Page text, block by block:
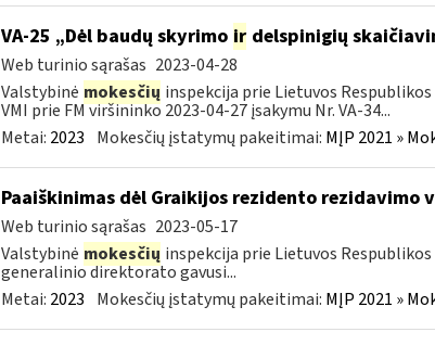
VA-25 „Dėl baudų skyrimo irdelspinigių
Web turinio sąrašas 2023-04-28
Valstybinė mokesčių inspekcija prie Lietuvos
VMI prie FM viršininko 2023-04-27 įsakymu Nr. VA-34...
Metai: 2023 Mokesčių įstatymų pakeitimai: MĮP 2021 »
Paaiškinimas dėl Graikijos rezidento
Web turinio sąrašas 2023-05-17
Valstybinė mokesčių inspekcija prie Lietuvos
generalinio direktorato gavusi...
Metai: 2023 Mokesčių įstatymų pakeitimai: MĮP 2021 »